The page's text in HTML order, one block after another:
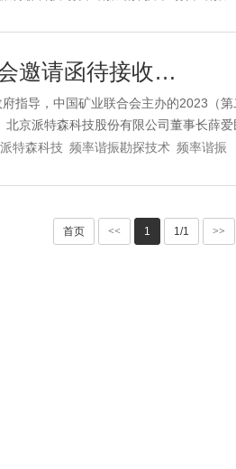
邀请函待接收…
指导，中国矿业联合会主办的2023（
京派特森科技股份有限公司董事长薛
派特森科技 频率谐振勘探技术 频率谐振
首页 << 1 1/1 >>